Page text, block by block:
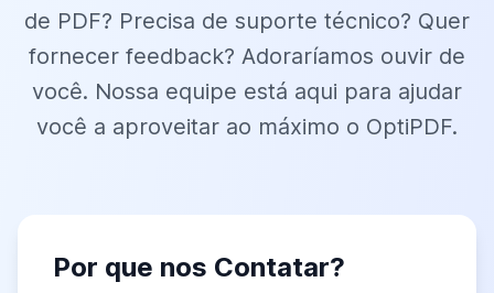
de PDF? Precisa de suporte técnico? Quer
fornecer feedback? Adoraríamos ouvir de
você. Nossa equipe está aqui para ajudar
você a aproveitar ao máximo o OptiPDF.
Por que nos Contatar?